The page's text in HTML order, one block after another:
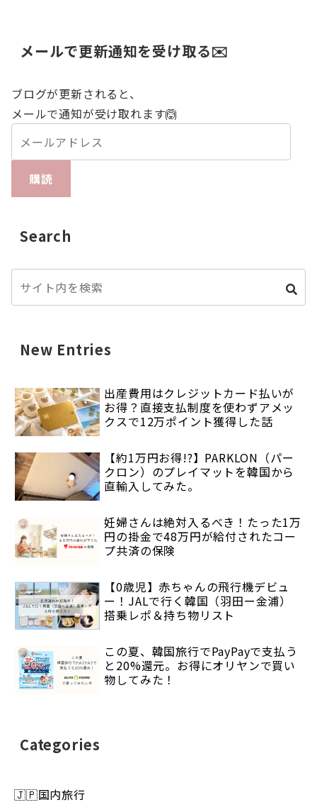
メールで更新通知を受け取る✉️
ブログが更新されると、
メールで通知が受け取れます🙆
購読
Search
New Entries
出産費用はクレジットカード払いが
お得？直接支払制度を使わずアメッ
クスで12万ポイント獲得した話
【約1万円お得!?】PARKLON（パー
クロン）のプレイマットを韓国から
直輸入してみた。
妊婦さんは絶対入るべき！たった1万
円の掛金で48万円が給付されたコー
プ共済の保険
【0歳児】赤ちゃんの飛行機デビュ
ー！JALで行く韓国（羽田ー金浦）
搭乗レポ＆持ち物リスト
この夏、韓国旅行でPayPayで支払う
と20%還元。お得にオリヤンで買い
物してみた！
Categories
🇯🇵国内旅行